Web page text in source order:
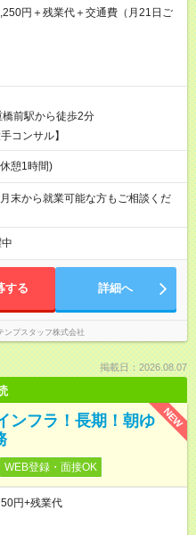
円＋残業代＋交通費（月21日ご
橋前駅から徒歩2分
コンサル】
憩1時間)
末から就業可能な方もご相談くだ
する 詳細へ
ンプスタッフ株式会社
掲載日：2026.08.07
NEW
ンフラ！長期！朝ゆ
WEB登録・面接OK
円+残業代